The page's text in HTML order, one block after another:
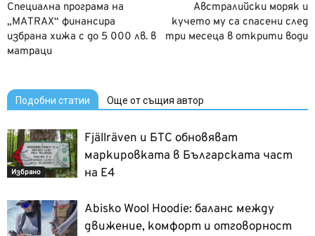
Специална програма на
„MATRАX“ финансира
избрана хижа с до 5 000 лв. в
матраци
Австралийски моряк и
кучето му са спасени след
три месеца в открити води
Подобни статии Още от същия автор
Избрано
Fjällräven и БТС обновяват
маркировката в Българската част
на Е4
Abisko Wool Hoodie: баланс между
движение, комфорт и отговорност